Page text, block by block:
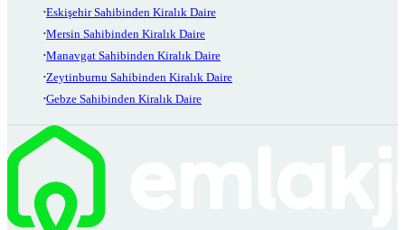
Eskişehir Sahibinden Kiralık Daire
Mersin Sahibinden Kiralık Daire
Manavgat Sahibinden Kiralık Daire
Zeytinburnu Sahibinden Kiralık Daire
Gebze Sahibinden Kiralık Daire